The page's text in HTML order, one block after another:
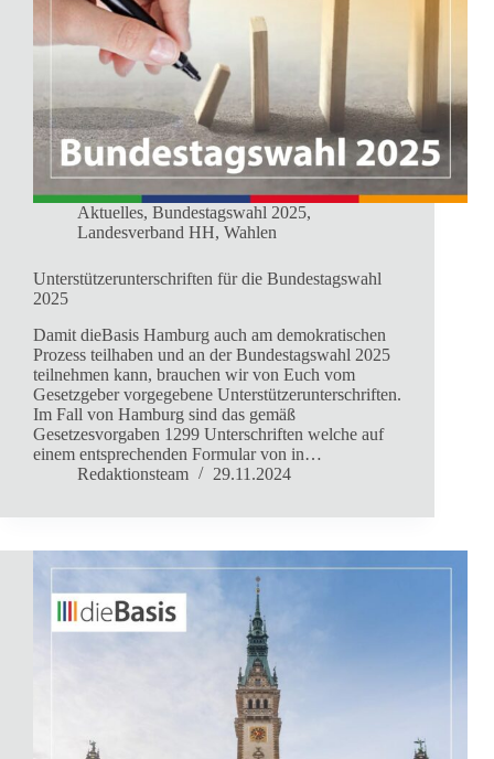
Aktuelles, Bundestagswahl 2025,
Landesverband HH, Wahlen
Unterstützerunterschriften für die Bundestagswahl
2025
Damit dieBasis Hamburg auch am demokratischen
Prozess teilhaben und an der Bundestagswahl 2025
teilnehmen kann, brauchen wir von Euch vom
Gesetzgeber vorgegebene Unterstützerunterschriften.
Im Fall von Hamburg sind das gemäß
Gesetzesvorgaben 1299 Unterschriften welche auf
einem entsprechenden Formular von in…
Redaktionsteam
29.11.2024